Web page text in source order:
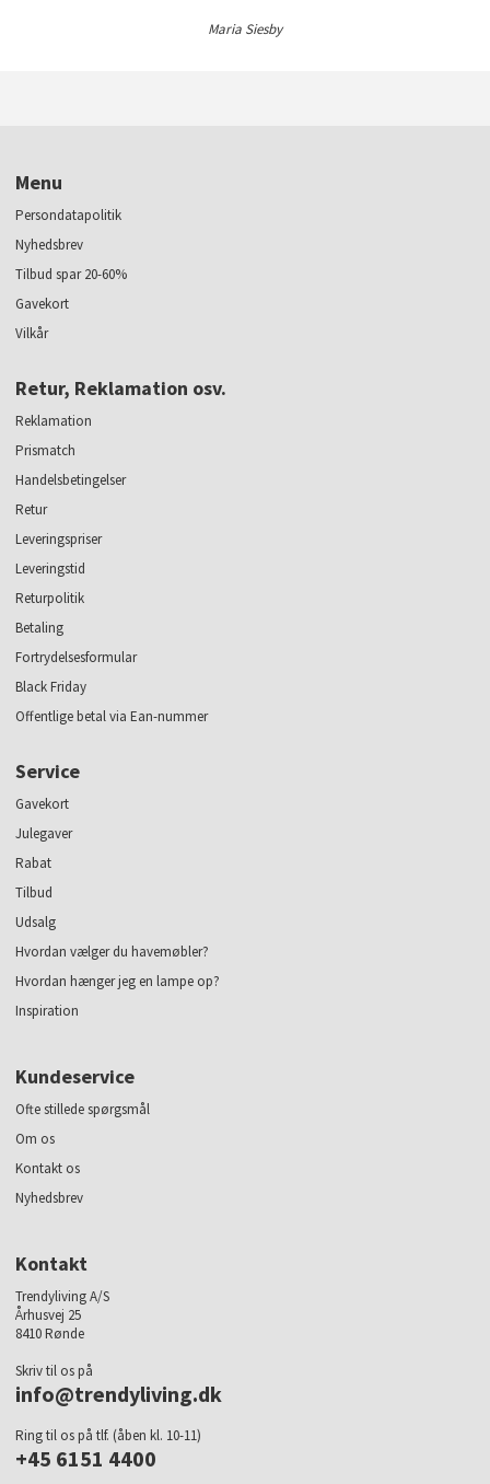
Maria Siesby
Menu
Persondatapolitik
Nyhedsbrev
Tilbud spar 20-60%
Gavekort
Vilkår
Retur, Reklamation osv.
Reklamation
Prismatch
Handelsbetingelser
Retur
Leveringspriser
Leveringstid
Returpolitik
Betaling
Fortrydelsesformular
Black Friday
Offentlige betal via Ean-nummer
Service
Gavekort
Julegaver
Rabat
Tilbud
Udsalg
Hvordan vælger du havemøbler?
Hvordan hænger jeg en lampe op?
Inspiration
Kundeservice
Ofte stillede spørgsmål
Om os
Kontakt os
Nyhedsbrev
Kontakt
Trendyliving A/S
Århusvej 25
8410 Rønde
Skriv til os på
info@trendyliving.dk
Ring til os på tlf. (åben kl. 10-11)
+45 6151 4400